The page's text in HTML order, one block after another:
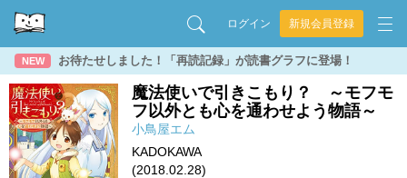
ログイン 新規会員登録
NEW お待たせしました！「再読記録」が読書グラフに登場！
魔法使いで引きこもり？ ～モフモ
フ以外とも心を通わせよう物語～
小鳥屋エム
KADOKAWA
(2018.02.28)